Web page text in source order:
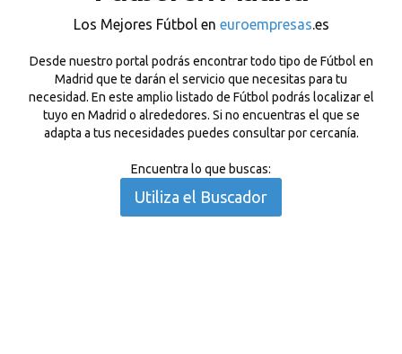
Los Mejores Fútbol en euroempresas.es
Desde nuestro portal podrás encontrar todo tipo de Fútbol en
Madrid que te darán el servicio que necesitas para tu
necesidad. En este amplio listado de Fútbol podrás localizar el
tuyo en Madrid o alrededores. Si no encuentras el que se
adapta a tus necesidades puedes consultar por cercanía.
Encuentra lo que buscas:
Utiliza el Buscador